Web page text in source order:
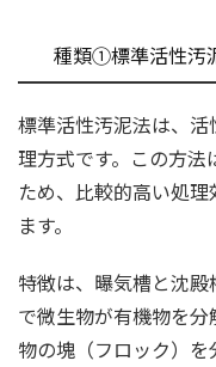
種類①標準活性汚
標準活性汚泥法は、
理方式です。この方
ため、比較的高い処
ます。
特徴は、曝気槽と沈
で微生物が有機物を
物の塊（フロック）